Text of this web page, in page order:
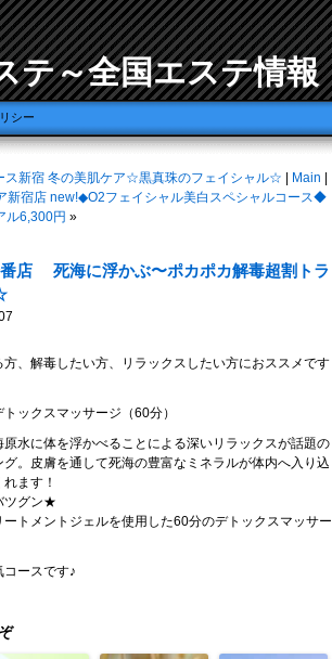
テ～全国エステ情報
シー
ス新宿 冬の美肌ケア☆黒真珠のフェイシャル☆ Main
新宿店 new!◆O2フェイシャル美白スペシャルコース◆
ル6,300円 »
店 死海に浮かぶ〜ポカポカ解毒超割トラ
、解毒したい方、リラックスしたい方におススメです
ックスマッサージ（60分）
水に体を浮かべることによる深いリラックスが話題の
。皮膚を通して死海の豊富なミネラルが体内へ入り込
ます！
ツグン★
トメントジェルを使用した60分のデトックスマッサー
ースです♪